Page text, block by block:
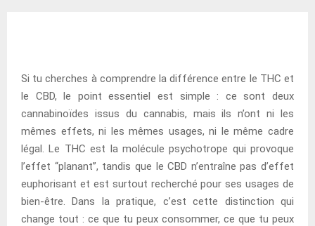
Si tu cherches à comprendre la différence entre le THC et
le CBD, le point essentiel est simple : ce sont deux
cannabinoïdes issus du cannabis, mais ils n’ont ni les
mêmes effets, ni les mêmes usages, ni le même cadre
légal. Le THC est la molécule psychotrope qui provoque
l’effet “planant”, tandis que le CBD n’entraîne pas d’effet
euphorisant et est surtout recherché pour ses usages de
bien-être. Dans la pratique, c’est cette distinction qui
change tout : ce que tu peux consommer, ce que tu peux